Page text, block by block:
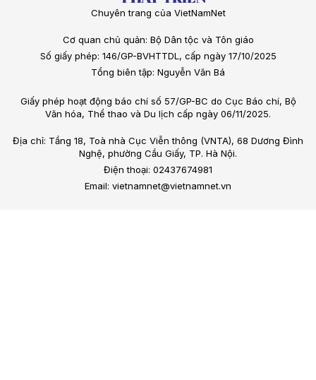
Chuyên trang của VietNamNet
Cơ quan chủ quản: Bộ Dân tộc và Tôn giáo
Số giấy phép: 146/GP-BVHTTDL, cấp ngày 17/10/2025
Tổng biên tập: Nguyễn Văn Bá
Giấy phép hoạt động báo chí số 57/GP-BC do Cục Báo chí, Bộ
Văn hóa, Thể thao và Du lịch cấp ngày 06/11/2025.
Địa chỉ: Tầng 18, Toà nhà Cục Viễn thông (VNTA), 68 Dương Đình
Nghệ, phường Cầu Giấy, TP. Hà Nội.
Điện thoại: 02437674981
Email: vietnamnet@vietnamnet.vn